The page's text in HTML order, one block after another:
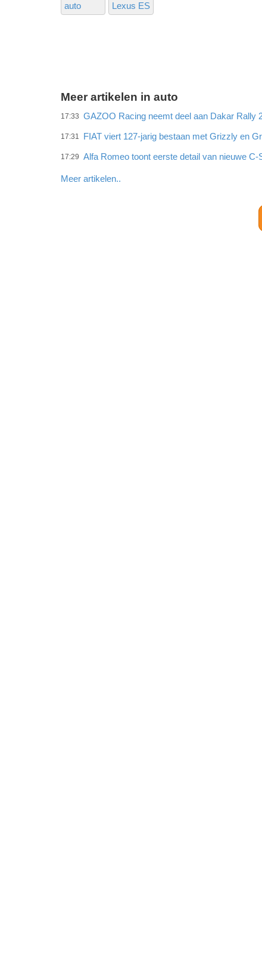
auto
Lexus ES
Meer artikelen in auto
17:33 GAZOO Racing neemt deel aan Dakar Rally
17:31 FIAT viert 127-jarig bestaan met Grizzly en
17:29 Alfa Romeo toont eerste detail van nieuwe C-
Meer artikelen..